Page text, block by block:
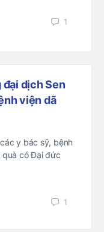
1
dịch Sen
viện dã
y bác sỹ, bệnh
quà có Đại đức
1